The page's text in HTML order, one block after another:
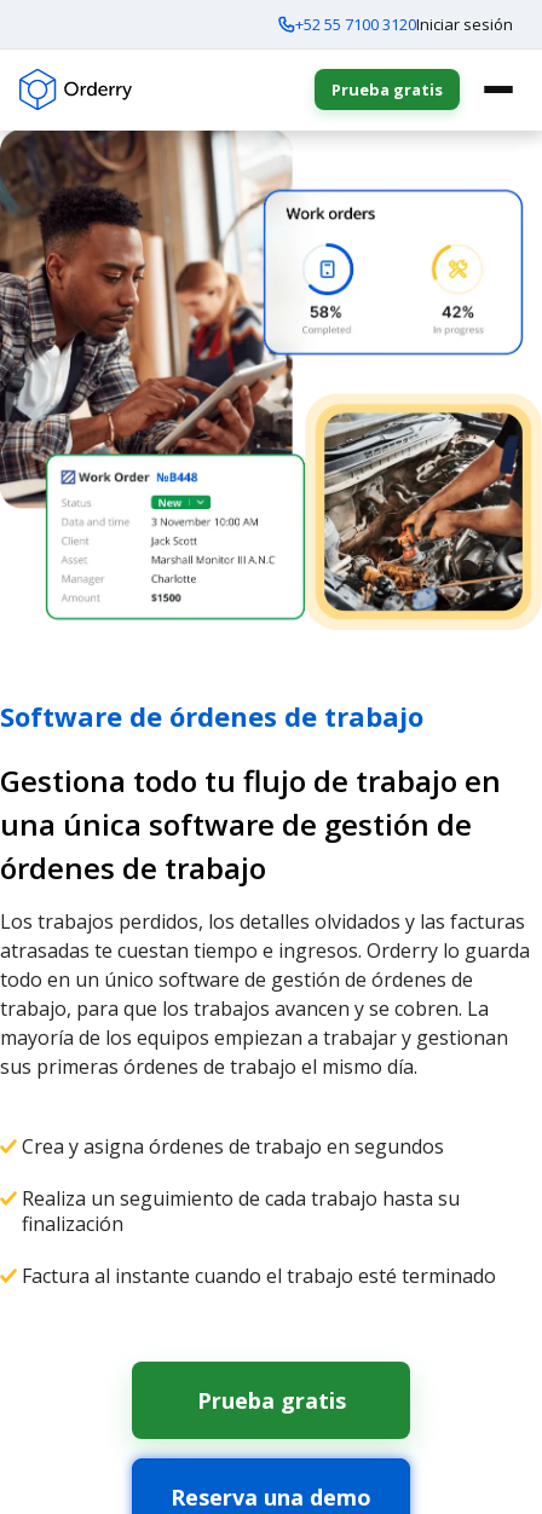
+52 55 7100 3120Iniciar sesión
Prueba gratis
Software de órdenes de trabajo
Gestiona todo tu flujo de trabajo en
una única software de gestión de
órdenes de trabajo
Los trabajos perdidos, los detalles olvidados y las facturas
atrasadas te cuestan tiempo e ingresos. Orderry lo guarda
todo en un único software de gestión de órdenes de
trabajo, para que los trabajos avancen y se cobren. La
mayoría de los equipos empiezan a trabajar y gestionan
sus primeras órdenes de trabajo el mismo día.
Crea y asigna órdenes de trabajo en segundos
Realiza un seguimiento de cada trabajo hasta su
finalización
Factura al instante cuando el trabajo esté terminado
Prueba gratis
Reserva una demo